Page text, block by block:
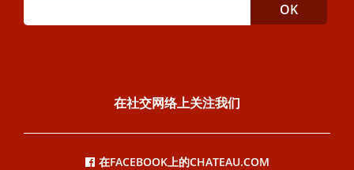
在社交网络上关注我们
在FACEBOOK上的CHATEAU.COM